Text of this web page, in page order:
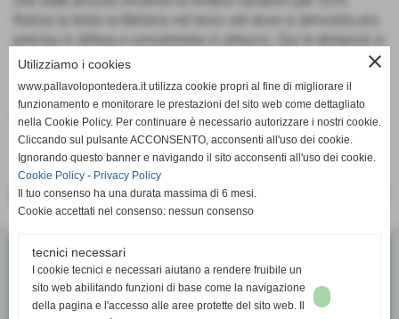
Rialza la testa la Bellaria nel terzo set dove si dimostra più
precisa in difesa e concentrata in attacco. Qui le distanze si
avvicinano ma alla fine è ancora una volta la squadra di
Tognocchi a lasciare sul 25-18.
Fonte:SOCIETA´
<< PRECEDENTE
Pallavolo G.S. Bellaria Pontedera
Via Diaz, 35 - Pontedera (Pisa)
P.I. 01338370503
close
Utilizziamo i cookies
www.pallavolopontedera.it utilizza cookie propri al fine di migliorare il
funzionamento e monitorare le prestazioni del sito web come dettagliato
nella Cookie Policy. Per continuare è necessario autorizzare i nostri cookie.
Cliccando sul pulsante ACCONSENTO, acconsenti all'uso dei cookie.
Ignorando questo banner e navigando il sito acconsenti all'uso dei cookie.
Cookie Policy - Privacy Policy
Il tuo consenso ha una durata massima di 6 mesi.
Cookie accettati nel consenso: nessun consenso
tecnici necessari
I cookie tecnici e necessari aiutano a rendere fruibile un
sito web abilitando funzioni di base come la navigazione
della pagina e l'accesso alle aree protette del sito web. Il